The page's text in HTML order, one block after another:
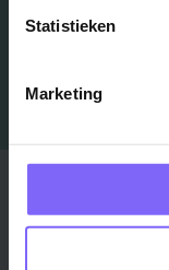
Statistieken
Marketing
Maastricht ›